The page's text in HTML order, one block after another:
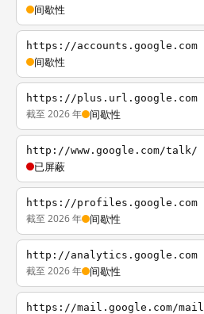
间歇性
https://accounts.google.com
间歇性
https://plus.url.google.com
截至 2026 年 间歇性
http://www.google.com/talk/
已屏蔽
https://profiles.google.com
截至 2026 年 间歇性
http://analytics.google.com
截至 2026 年 间歇性
https://mail.google.com/mail